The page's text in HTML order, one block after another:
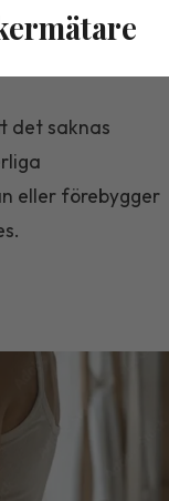
det saknas
eller förebygger